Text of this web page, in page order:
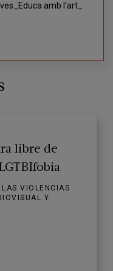
amb l'art_
libre de
VIOLENCIAS
Y